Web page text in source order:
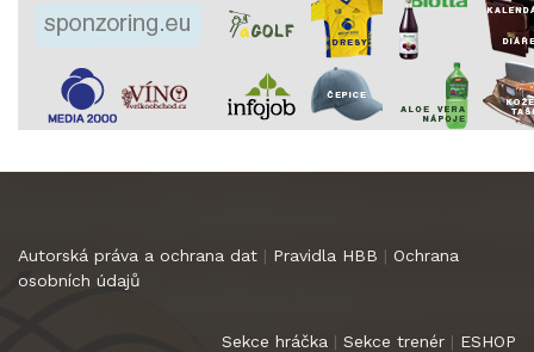
Autorská práva a ochrana dat | Pravidla HBB | Ochrana
osobních údajů
Sekce hráčka | Sekce trenér | ESHOP